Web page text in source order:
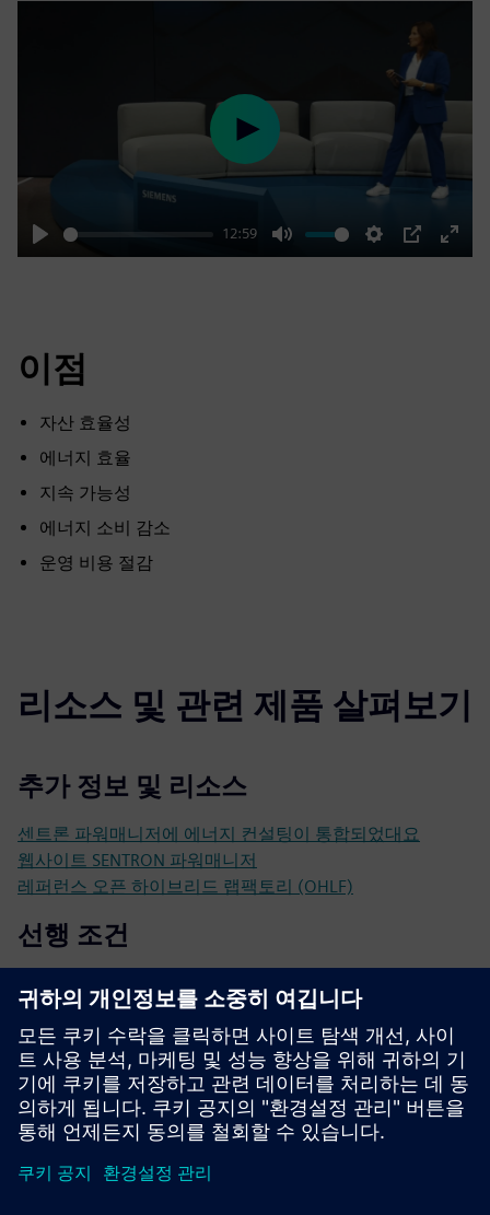
Play
12:59
Mute Settings
PIP
Enter
Play
이점
자산 효율성
에너지 효율
지속 가능성
에너지 소비 감소
운영 비용 절감
리소스 및 관련 제품 살펴보기
추가 정보 및 리소스
센트론 파워매니저에 에너지 컨설팅이 통합되었대요
웹사이트 SENTRON 파워매니저
레퍼런스 오픈 하이브리드 랩팩토리 (OHLF)
선행 조건
요
지원되는 운영 체제: 윈도우 10 엔터프라이즈/프로페셔널
(64비트), 윈도우 서버 2012 R2 (64비트), 2016 (64비트),
2019년 (64비트), 윈도우 11